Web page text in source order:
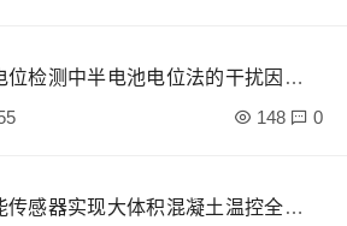
检测中半电池电位法的干扰因素排
148 0
感器实现大体积混凝土温控全过程